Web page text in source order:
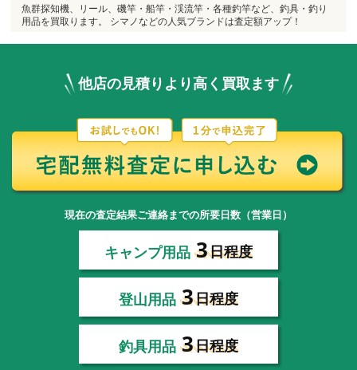
魚群探知機、リール、磯竿・船竿・渓流竿・各種釣竿など、釣具・釣り
用品を買取ります。 シマノなどの人気ブランドは査定額アップ！
他店の見積りより高く買取ます
現在の査定結果ご連絡までの所要日数（営業日）
キャンプ用品 3日程度
登山用品 3日程度
釣具用品 3日程度